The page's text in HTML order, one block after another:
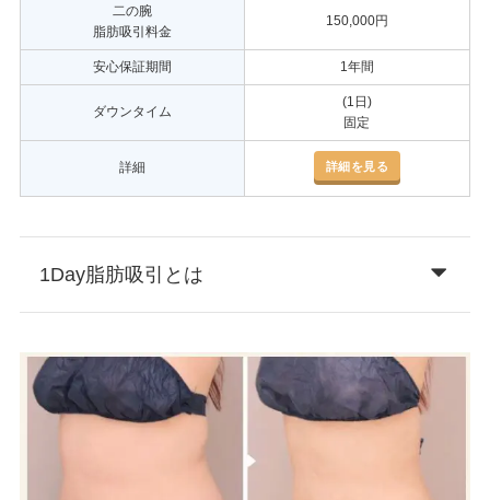
二の腕
脂肪吸引料金
150,000円
安心保証期間 1年間
ダウンタイム
(1日)
固定
詳細 詳細を見る
1Day脂肪吸引とは